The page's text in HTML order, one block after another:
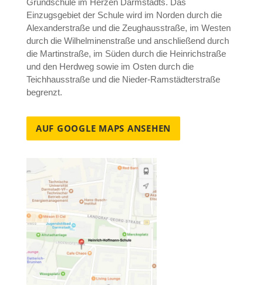
Grundschule im Herzen Darmstadts. Das
Einzugsgebiet der Schule wird im Norden durch die
Alexanderstraße und die Zeughausstraße, im Westen
durch die Wilhelminenstraße und anschließend durch
die Martinstraße, im Süden durch die Heinrichstraße
und den Herdweg sowie im Osten durch die
Teichhausstraße und die Nieder-Ramstädterstraße
begrenzt.
AUF GOOGLE MAPS ANSEHEN